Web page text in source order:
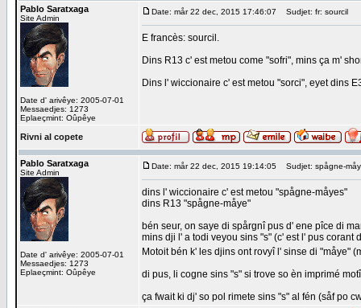
Pablo Saratxaga
Site Admin
Date d' arivêye: 2005-07-01
Messaedjes: 1273
Eplaeçmint: Oûpêye
Date: mår 22 dec, 2015 17:46:07 Sudjet: fr: sourcil
E francès: sourcil.
Dins R13 c' est metou come "sofri", mins ça m'
Dins l' wiccionaire c' est metou "sorci", eyet dins
Rivni al copete
Pablo Saratxaga
Site Admin
Date d' arivêye: 2005-07-01
Messaedjes: 1273
Eplaeçmint: Oûpêye
Date: mår 22 dec, 2015 19:14:05 Sudjet: spågne-
dins l' wiccionaire c' est metou "spågne-måyes"
dins R13 "spågne-måye"
bén seur, on saye di spårgnî pus d' ene pîce di
mins dji l' a todi veyou sins "s" (c' est l' pus corant
Motoit bén k' les djins ont rovyî l' sinse di "måye"
di pus, li cogne sins "s" si trove so èn imprimé
ça fwait ki dj' so pol rimete sins "s" al fén (såf po